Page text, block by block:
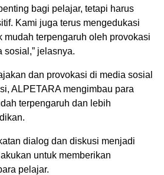
bagi pelajar, tetapi harus
Kami juga terus mengedukasi
mudah terpengaruh oleh provokasi
sosial,” jelasnya.
dan provokasi di media sosial
ALPETARA mengimbau para
terpengaruh dan lebih
dialog dan diskusi menjadi
untuk memberikan
pelajar.